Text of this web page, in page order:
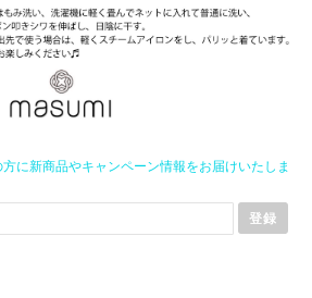
に新商品やキャンペーン情報をお届けいたしま
登録